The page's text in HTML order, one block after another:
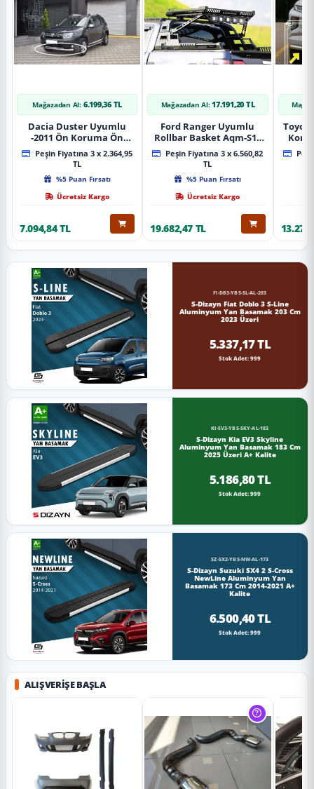
Mağazadan Al: 6.199,36 TL
Dacia Duster Uyumlu
-2011 Ön Koruma Ön
Tekli Koruma
Peşin Fiyatına 3 x 2.364,95
TL
%5 Puan Fırsatı
Ücretsiz Kargo
7.094,84 TL
Mağazadan Al: 17.191,20 TL
Ford Ranger Uyumlu
Rollbar Basket Aqm-S10
2015+ Uyumlu
Peşin Fiyatına 3 x 6.560,82
TL
%5 Puan Fırsatı
Ücretsiz Kargo
19.682,47 TL
FI-DB3-YBS-SL-AL-203
S-Dizayn Fiat Doblo 3 S-Line
Aluminyum Yan Basamak 203 Cm
2023 Üzeri
5.337,17 TL
Stok Adet: 999
KI-EV3-YBS-SKY-AL-183
S-Dizayn Kia EV3 Skyline
Aluminyum Yan Basamak 183 Cm
2025 Üzeri A+ Kalite
5.186,80 TL
Stok Adet: 999
SZ-SX2-YBS-NW-AL-173
S-Dizayn Suzuki SX4 2 S-Cross
NewLine Aluminyum Yan
Basamak 173 Cm 2014-2021 A+
Kalite
6.500,40 TL
Stok Adet: 999
ALIŞVERIŞE BAŞLA